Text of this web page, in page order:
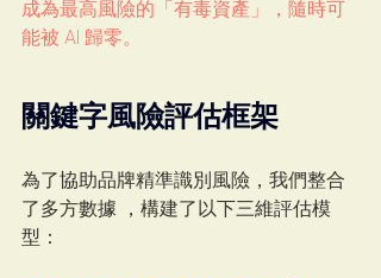
成為最高風險的「有毒資產」，隨時可
能被 AI 歸零。
關鍵字風險評估框架
為了協助品牌精準識別風險，我們整合
了多方數據 ，構建了以下三維評估模
型：